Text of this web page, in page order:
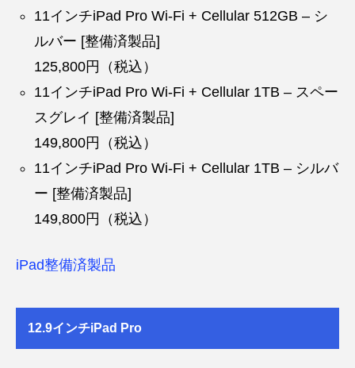
11インチiPad Pro Wi-Fi + Cellular 512GB – シ
ルバー [整備済製品]
125,800円（税込）
11インチiPad Pro Wi-Fi + Cellular 1TB – スペー
スグレイ [整備済製品]
149,800円（税込）
11インチiPad Pro Wi-Fi + Cellular 1TB – シルバ
ー [整備済製品]
149,800円（税込）
iPad整備済製品
12.9インチiPad Pro